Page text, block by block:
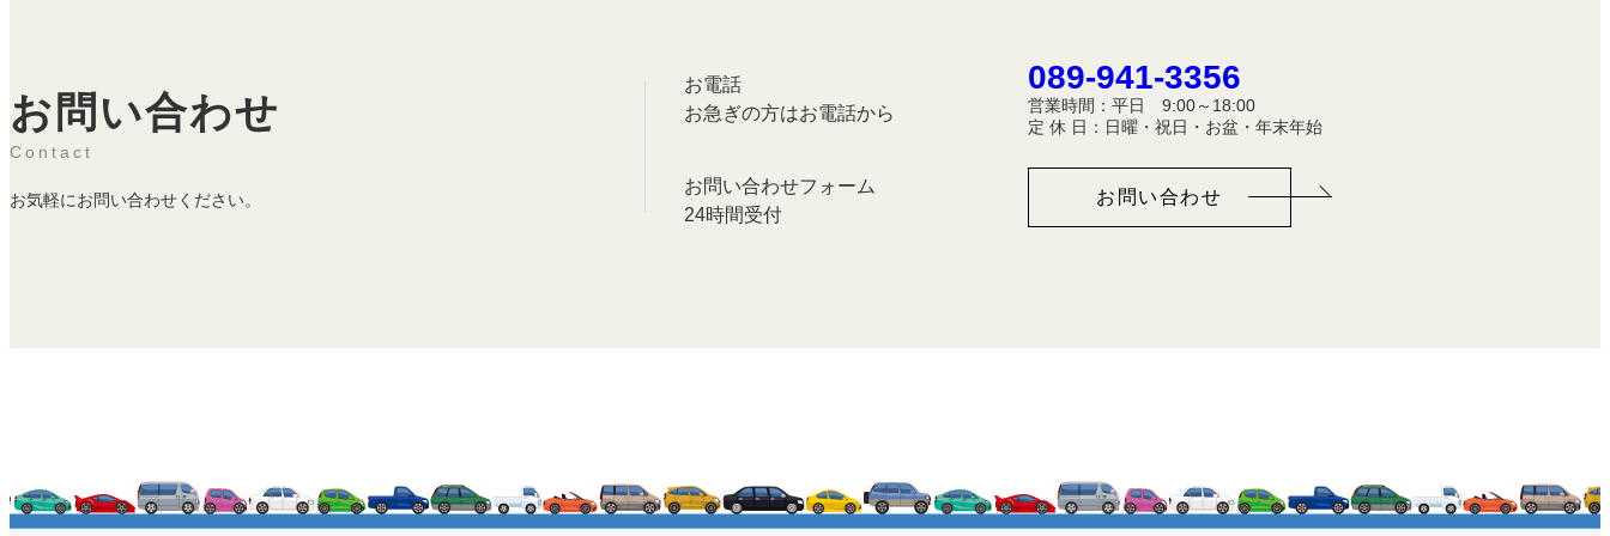
お問い合わせ
Contact
お気軽にお問い合わせください。
お電話
お急ぎの方はお電話から
089-941-3356
営業時間：平日 9:00～18:00
定 休 日：日曜・祝日・お盆・年末年始
お問い合わせフォーム
24時間受付
お問い合わせ